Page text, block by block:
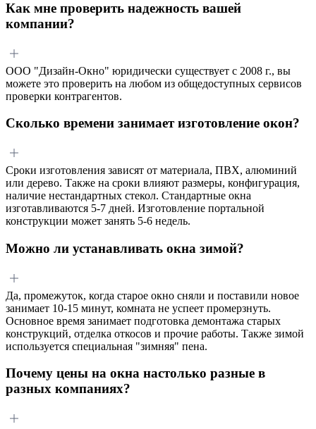
Как мне проверить надежность вашей
компании?
ООО "Дизайн-Окно" юридически существует с 2008 г., вы
можете это проверить на любом из общедоступных сервисов
проверки контрагентов.
Сколько времени занимает изготовление окон?
Сроки изготовления зависят от материала, ПВХ, алюминий
или дерево. Также на сроки влияют размеры, конфигурация,
наличие нестандартных стекол. Стандартные окна
изготавливаются 5-7 дней. Изготовление портальной
конструкции может занять 5-6 недель.
Можно ли устанавливать окна зимой?
Да, промежуток, когда старое окно сняли и поставили новое
занимает 10-15 минут, комната не успеет промерзнуть.
Основное время занимает подготовка демонтажа старых
конструкций, отделка откосов и прочие работы. Также зимой
используется специальная "зимняя" пена.
Почему цены на окна настолько разные в
разных компаниях?